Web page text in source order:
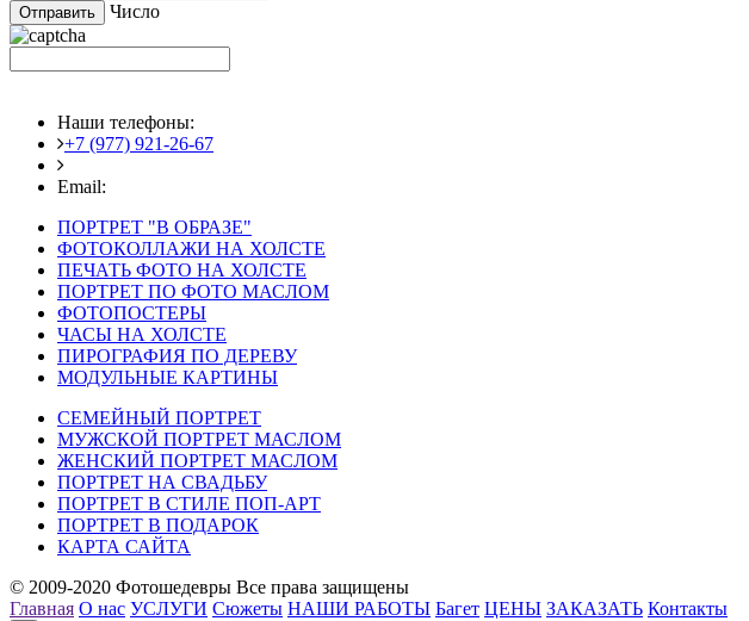
Число
Наши телефоны:
+7 (977) 921-26-67
Email:
ПОРТРЕТ "В ОБРАЗЕ"
ФОТОКОЛЛАЖИ НА ХОЛСТЕ
ПЕЧАТЬ ФОТО НА ХОЛСТЕ
ПОРТРЕТ ПО ФОТО МАСЛОМ
ФОТОПОСТЕРЫ
ЧАСЫ НА ХОЛСТЕ
ПИРОГРАФИЯ ПО ДЕРЕВУ
МОДУЛЬНЫЕ КАРТИНЫ
СЕМЕЙНЫЙ ПОРТРЕТ
МУЖСКОЙ ПОРТРЕТ МАСЛОМ
ЖЕНСКИЙ ПОРТРЕТ МАСЛОМ
ПОРТРЕТ НА СВАДЬБУ
ПОРТРЕТ В СТИЛЕ ПОП-АРТ
ПОРТРЕТ В ПОДАРОК
КАРТА САЙТА
© 2009-2020 Фотошедевры Все права защищены
Главная О нас УСЛУГИ Сюжеты НАШИ РАБОТЫ Багет ЦЕНЫ ЗАКАЗАТЬ Контакты